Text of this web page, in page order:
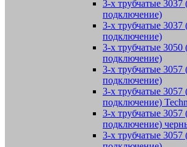
3-х трубчатые 3037
подключение)
3-х трубчатые
подключение)
3-х трубчатые
подключение)
3-х трубчатые 3057
подключение)
3-х трубчатые 3057
подключение)
3-х трубчатые 3057
подключение)
3-х трубчатые